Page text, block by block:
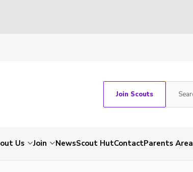
Join Scouts
Us Join NewsScout HutContactParents Area